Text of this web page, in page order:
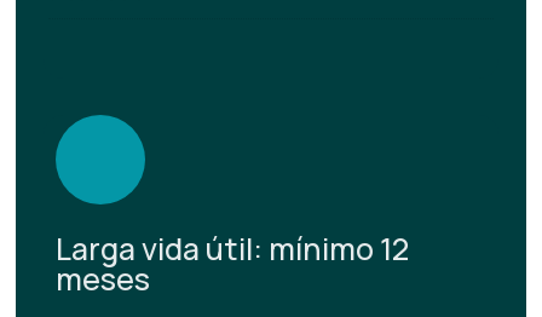
Larga vida útil: mínimo 12
meses